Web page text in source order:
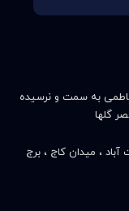
به سمت و نرسیده
، میدان کاج ، برج